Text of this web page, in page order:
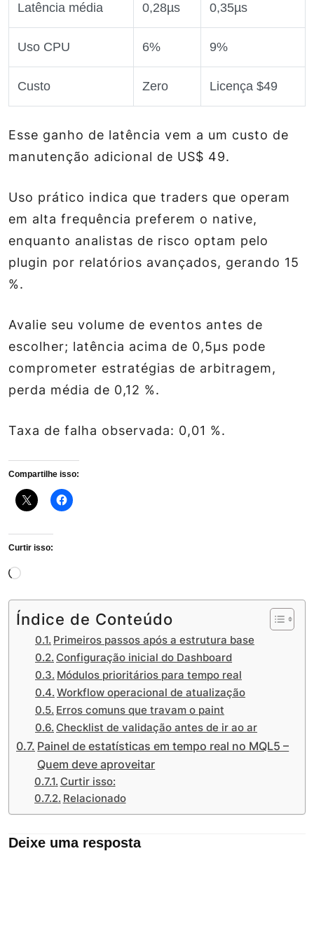
Latência média 0,28µs 0,35µs
Uso CPU 6% 9%
Custo Zero Licença $49
Esse ganho de latência vem a um custo de
manutenção adicional de US$ 49.
Uso prático indica que traders que operam
em alta frequência preferem o native,
enquanto analistas de risco optam pelo
plugin por relatórios avançados, gerando 15
%.
Avalie seu volume de eventos antes de
escolher; latência acima de 0,5µs pode
comprometer estratégias de arbitragem,
perda média de 0,12 %.
Taxa de falha observada: 0,01 %.
Compartilhe isso:
Curtir isso:
Carregando...
Índice de Conteúdo
Primeiros passos após a estrutura base
Configuração inicial do Dashboard
Módulos prioritários para tempo real
Workflow operacional de atualização
Erros comuns que travam o paint
Checklist de validação antes de ir ao ar
Painel de estatísticas em tempo real no MQL5 –
Quem deve aproveitar
Curtir isso:
Relacionado
Deixe uma resposta